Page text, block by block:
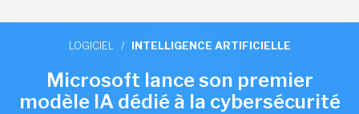
LOGICIEL / INTELLIGENCE ARTIFICIELLE
Microsoft lance son premier
modèle IA dédié à la cybersécurité